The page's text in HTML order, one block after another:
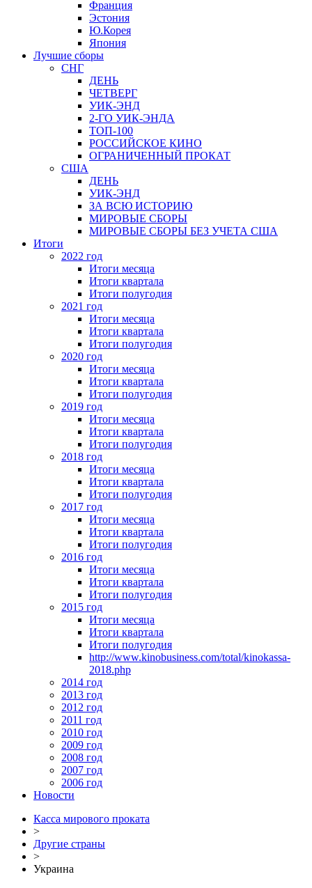
Франция
Эстония
Ю.Корея
Япония
Лучшие сборы
СНГ
ДЕНЬ
ЧЕТВЕРГ
УИК-ЭНД
2-ГО УИК-ЭНДА
ТОП-100
РОССИЙСКОЕ КИНО
ОГРАНИЧЕННЫЙ ПРОКАТ
США
ДЕНЬ
УИК-ЭНД
ЗА ВСЮ ИСТОРИЮ
МИРОВЫЕ СБОРЫ
МИРОВЫЕ СБОРЫ БЕЗ УЧЕТА США
Итоги
2022 год
Итоги месяца
Итоги квартала
Итоги полугодия
2021 год
Итоги месяца
Итоги квартала
Итоги полугодия
2020 год
Итоги месяца
Итоги квартала
Итоги полугодия
2019 год
Итоги месяца
Итоги квартала
Итоги полугодия
2018 год
Итоги месяца
Итоги квартала
Итоги полугодия
2017 год
Итоги месяца
Итоги квартала
Итоги полугодия
2016 год
Итоги месяца
Итоги квартала
Итоги полугодия
2015 год
Итоги месяца
Итоги квартала
Итоги полугодия
http://www.kinobusiness.com/total/kinokassa-
2018.php
2014 год
2013 год
2012 год
2011 год
2010 год
2009 год
2008 год
2007 год
2006 год
Новости
Касса мирового проката
>
Другие страны
>
Украина